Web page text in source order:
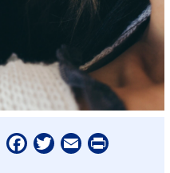
Facebook
Twitter
EmailPrint